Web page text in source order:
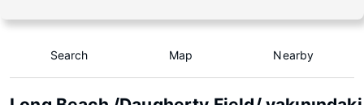
Search Map Nearby